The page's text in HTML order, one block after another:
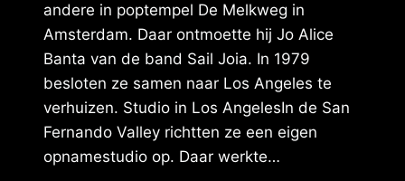
andere in poptempel De Melkweg in
Amsterdam. Daar ontmoette hij Jo Alice
Banta van de band Sail Joia. In 1979
besloten ze samen naar Los Angeles te
verhuizen. Studio in Los AngelesIn de San
Fernando Valley richtten ze een eigen
opnamestudio op. Daar werkte…